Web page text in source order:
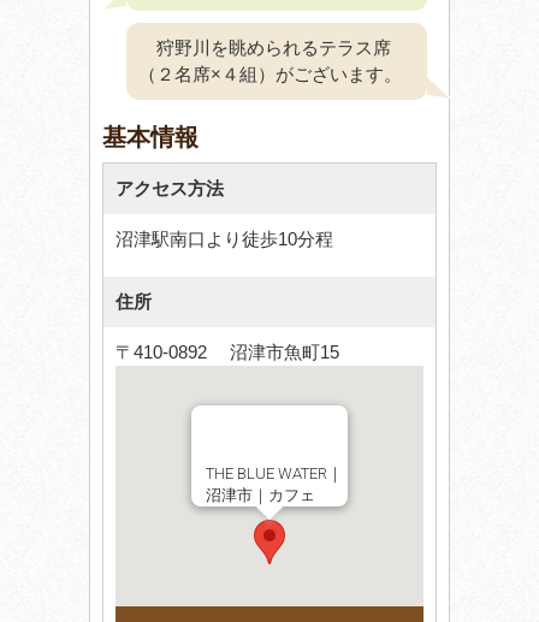
狩野川を眺められるテラス席
（２名席×４組）がございます。
基本情報
アクセス方法
沼津駅南口より徒歩10分程
住所
〒410-0892 沼津市魚町15
THE BLUE WATER｜
沼津市｜カフェ